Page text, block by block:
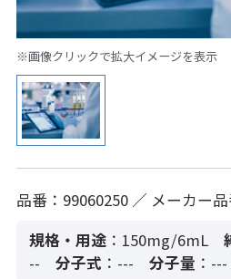
※画像クリックで拡大イメージを表示
品番：99060250 ／ メーカー
規格・用途 ：150mg/6mL
--
分子式 ：--- 分子量 ：---